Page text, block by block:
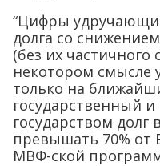
“Цифры
долга со
(без их частичного
некотором смысле
только на
государственный
государством долг
превышать 70% от
МВФ-ской